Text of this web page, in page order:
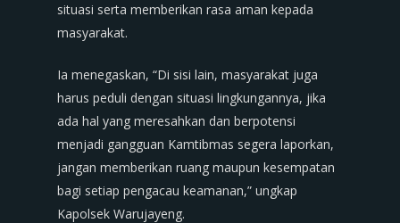
situasi serta memberikan rasa aman kepada
masyarakat.
Ia menegaskan, “Di sisi lain, masyarakat juga
harus peduli dengan situasi lingkungannya, jika
ada hal yang meresahkan dan berpotensi
menjadi gangguan Kamtibmas segera laporkan,
jangan memberikan ruang maupun kesempatan
bagi setiap pengacau keamanan,” ungkap
Kapolsek Warujayeng.